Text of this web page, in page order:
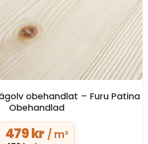
obehandlat – Furu Patina
Obehandlad
479kr / m²